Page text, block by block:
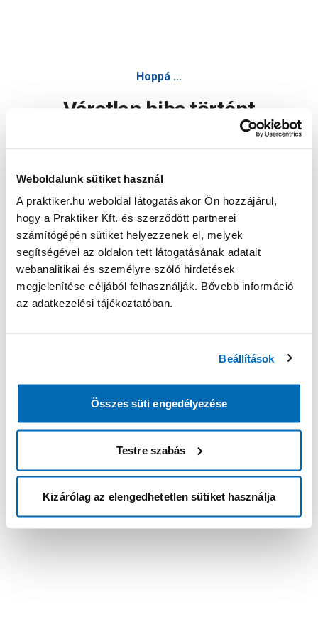
Weboldalunk sütiket használ
A praktiker.hu weboldal látogatásakor Ön hozzájárul,
hogy a Praktiker Kft. és szerződött partnerei
számítógépén sütiket helyezzenek el, melyek
segítségével az oldalon tett látogatásának adatait
webanalitikai és személyre szóló hirdetések
megjelenítése céljából felhasználják. Bővebb információ
az adatkezelési tájékoztatóban.
Beállítások
Összes süti engedélyezése
Testre szabás
Kizárólag az elengedhetetlen sütiket használja
Hoppá ...
Váratlan hiba történt
Oldal újratöltése